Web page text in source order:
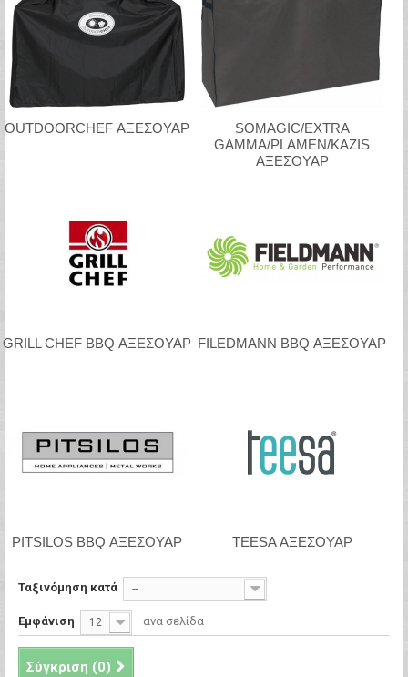
OUTDOORCHEF ΑΞΕΣΟΥΑΡ
SOMAGIC/EXTRA
GAMMA/PLAMEN/KAZIS
ΑΞΕΣΟΥΑΡ
GRILL CHEF BBQ ΑΞΕΣΟΥΑΡ FILEDMANN BBQ ΑΞΕΣΟΥΑΡ
PITSILOS BBQ ΑΞΕΣΟΥΑΡ TEESA ΑΞΕΣΟΥΑΡ
Ταξινόμηση κατά --
Εμφάνιση 12 ανα σελίδα
Σύγκριση (0)